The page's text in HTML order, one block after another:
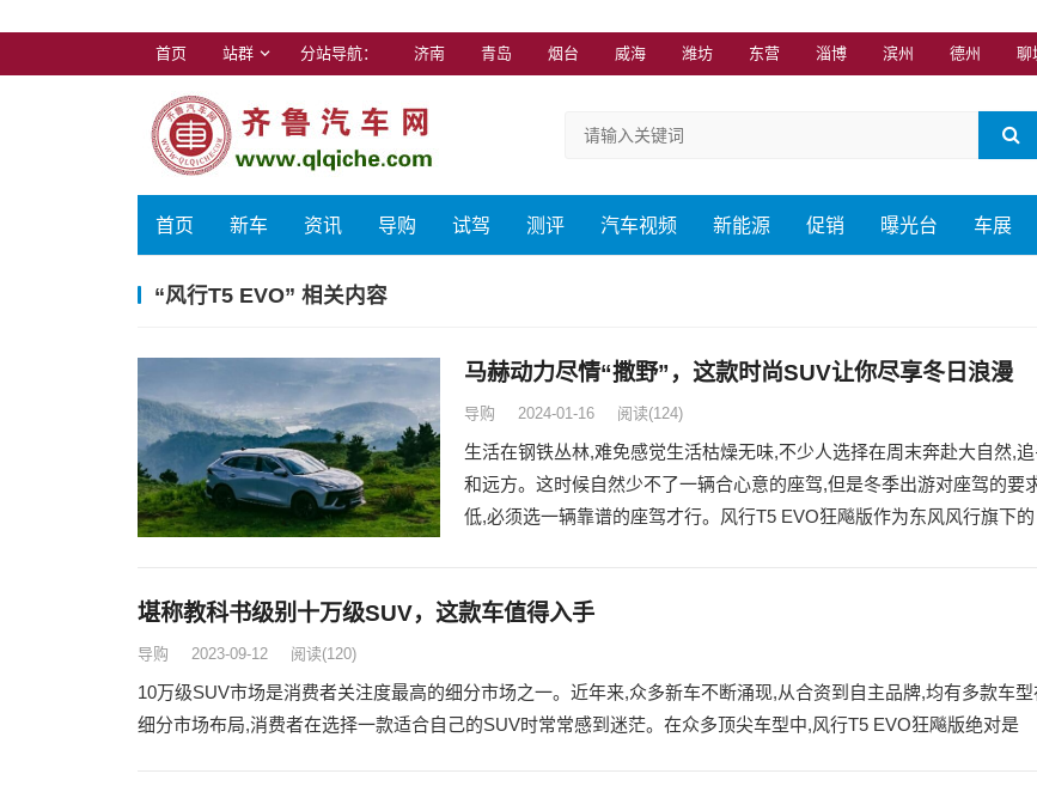
首页 站群 分站导航： 济南 青岛 烟台 威海 潍坊 东营 淄博 滨州 德州 聊
首页 新车 资讯 导购 试驾 测评 汽车视频 新能源 促销 曝光台 车展
“风行T5 EVO” 相关内容
马赫动力尽情“撒野”，这款时尚SUV让你尽享冬日浪漫
导购 2024-01-16 阅读(124)
生活在钢铁丛林,难免感觉生活枯燥无味,不少人选择在周末奔赴大自然,
和远方。这时候自然少不了一辆合心意的座驾,但是冬季出游对座驾的要
低,必须选一辆靠谱的座驾才行。风行T5 EVO狂飚版作为东风风行旗下的
堪称教科书级别十万级SUV，这款车值得入手
导购 2023-09-12 阅读(120)
10万级SUV市场是消费者关注度最高的细分市场之一。近年来,众多新车不断涌现,从合资到自主品牌,均有多款车型
细分市场布局,消费者在选择一款适合自己的SUV时常常感到迷茫。在众多顶尖车型中,风行T5 EVO狂飚版绝对是